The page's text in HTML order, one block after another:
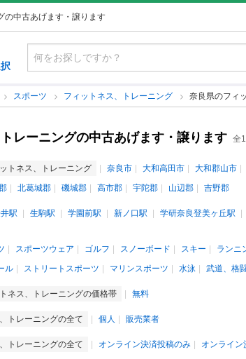
の中古あげます・譲ります
スポーツ フィットネス、トレーニング 奈良県のフィ
レーニングの中古あげます・譲ります 全
トネス、トレーニング 奈良市 大和高田市 大和郡山市
北葛城郡 磯城郡 高市郡 宇陀郡 山辺郡 吉野郡
駅 生駒駅 学園前駅 新ノ口駅 学研奈良登美ヶ丘駅
スポーツウェア ゴルフ スノーボード スキー ランニ
ル
ストリートスポーツ マリンスポーツ 水泳 武道、格
ネス、トレーニングの価格帯 無料
トレーニングの全て 個人 販売業者
トレーニングの全て オンライン決済投稿のみ オンライン